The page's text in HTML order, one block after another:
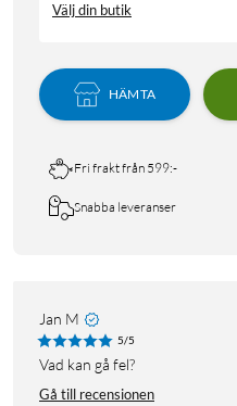
Välj din butik
HÄMTA
Fri frakt från 599:-
Snabba leveranser
Jan M
5/5
Vad kan gå fel?
Gå till recensionen